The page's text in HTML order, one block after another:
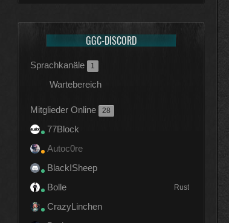
GGC-DISCORD
Sprachkanäle 1
Wartebereich
Mitglieder Online 28
77Block
Autoc0re
BlackISheep
Bolle
Rust
CrazyLinchen